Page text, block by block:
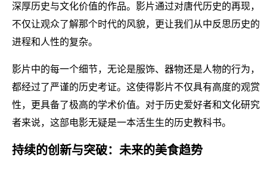
深厚历史与文化价值的作品。影片通过对唐代历史的再现，
不仅让观众了解那个时代的风貌，更让我们从中反思历史的
进程和人性的复杂。
影片中的每一个细节，无论是服饰、器物还是人物的行为，
都经过了严谨的历史考证。这使得影片不仅具有高度的观赏
性，更具备了极高的学术价值。对于历史爱好者和文化研究
者来说，这部电影无疑是一本活生生的历史教科书。
持续的创新与突破：未来的美食趋势